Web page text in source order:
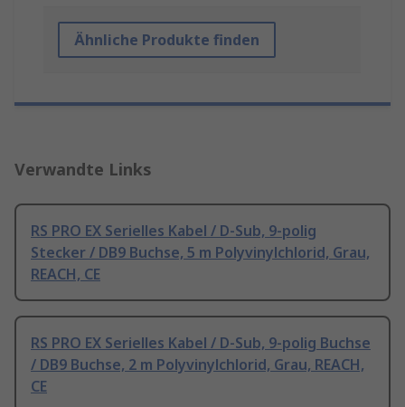
Ähnliche Produkte finden
Verwandte Links
RS PRO EX Serielles Kabel / D-Sub, 9-polig
Stecker / DB9 Buchse, 5 m Polyvinylchlorid, Grau,
REACH, CE
RS PRO EX Serielles Kabel / D-Sub, 9-polig Buchse
/ DB9 Buchse, 2 m Polyvinylchlorid, Grau, REACH,
CE